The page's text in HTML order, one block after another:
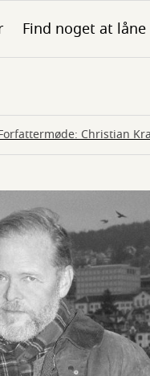
Find noget at låne
Christian